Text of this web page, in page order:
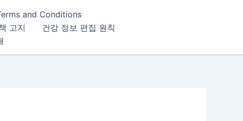
and Conditions
고지
건강 정보 편집 원칙